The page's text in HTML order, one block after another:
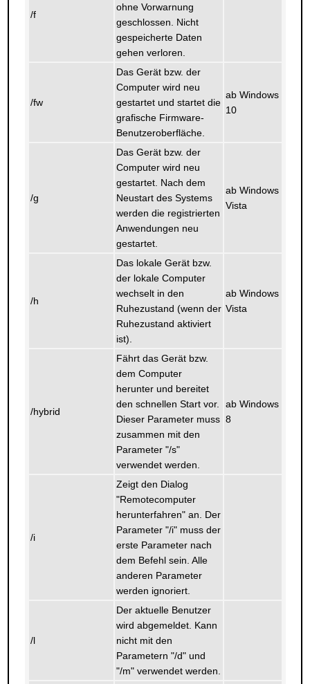
/f
ohne Vorwarnung
geschlossen. Nicht
gespeicherte Daten
gehen verloren.
/fw
Das Gerät bzw. der
Computer wird neu
gestartet und startet die
grafische Firmware-
Benutzeroberfläche.
ab Windows
10
/g
Das Gerät bzw. der
Computer wird neu
gestartet. Nach dem
Neustart des Systems
werden die registrierten
Anwendungen neu
gestartet.
ab Windows
Vista
/h
Das lokale Gerät bzw.
der lokale Computer
wechselt in den
Ruhezustand (wenn der
Ruhezustand aktiviert
ist).
ab Windows
Vista
/hybrid
Fährt das Gerät bzw.
dem Computer
herunter und bereitet
den schnellen Start vor.
Dieser Parameter muss
zusammen mit den
Parameter "/s"
verwendet werden.
ab Windows
8
/i
Zeigt den Dialog
"Remotecomputer
herunterfahren" an. Der
Parameter "/i" muss der
erste Parameter nach
dem Befehl sein. Alle
anderen Parameter
werden ignoriert.
/l
Der aktuelle Benutzer
wird abgemeldet. Kann
nicht mit den
Parametern "/d" und
"/m" verwendet werden.